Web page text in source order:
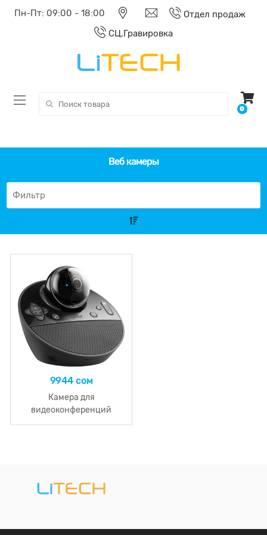
Пн-Пт: 09:00 - 18:00
Отдел продаж
СЦ,Гравировка
Поиск:
0
Веб камеры
9944 сом
Камера для
видеоконференций
Logitech BCC950 Full HD,